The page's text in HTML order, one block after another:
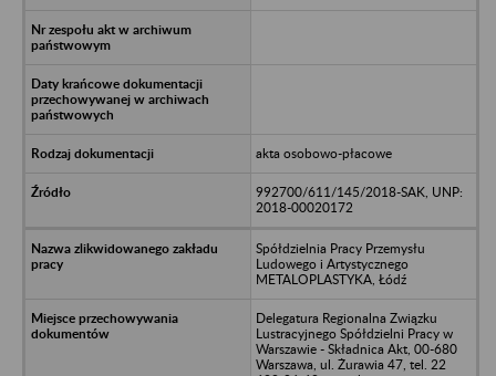
akta osobowo-płacowe
992700/611/145/2018-SAK, UNP:
2018-00020172
Spółdzielnia Pracy Przemysłu
Ludowego i Artystycznego
METALOPLASTYKA, Łódź
Delegatura Regionalna Związku
Lustracyjnego Spółdzielni Pracy w
Warszawie - Składnica Akt, 00-680
Warszawa, ul. Żurawia 47, tel. 22